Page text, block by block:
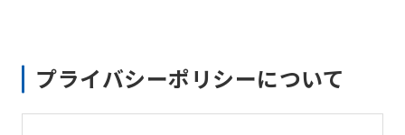
プライバシーポリシーについて